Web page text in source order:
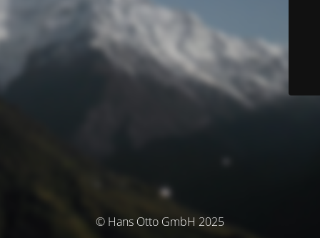
© Hans Otto GmbH 2025